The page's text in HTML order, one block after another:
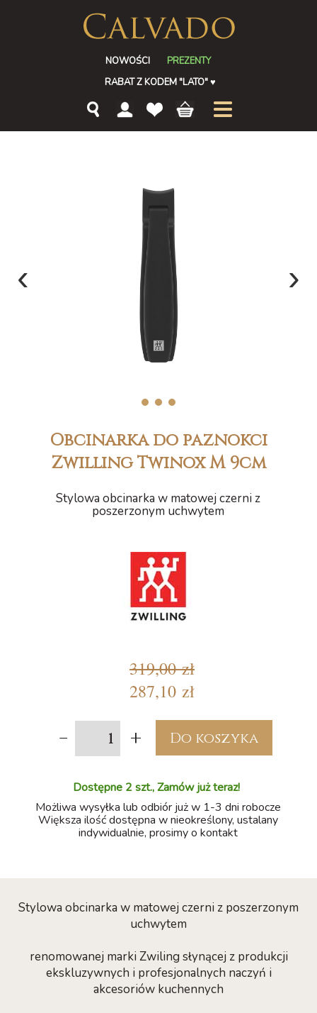
NOWOŚCI
PREZENTY
RABAT Z KODEM "LATO"♥
‹ ›
1 2 3
Obcinarka do paznokci
Zwilling Twinox M 9cm
Stylowa obcinarka w matowej czerni z
poszerzonym uchwytem
319,00 zł
287,10 zł
- + Do koszyka
Dostępne 2 szt., Zamów już teraz!
Możliwa wysyłka lub odbiór już w 1-3 dni robocze
Większa ilość dostępna w nieokreślony, ustalany
indywidualnie, prosimy o kontakt
Stylowa obcinarka w matowej czerni z poszerzonym
uchwytem
renomowanej marki Zwiling słynącej z produkcji
ekskluzywnych i profesjonalnych naczyń i
akcesoriów kuchennych